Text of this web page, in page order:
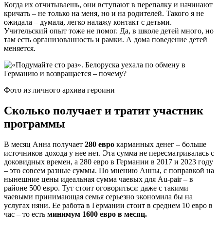
Когда их отчитываешь, они вступают в перепалку и начинают
кричать – не только на меня, но и на родителей. Такого я не
ожидала – думала, легко налажу контакт с детьми.
Учительский опыт тоже не помог. Да, в школе детей много, но
там есть организованность и рамки. А дома поведение детей
меняется.
Фото из личного архива героини
Сколько получает и тратит участник
программы
В месяц Анна получает 280 евро карманных денег – больше
источников дохода у нее нет. Эта сумма не пересматривалась с
доковидных времен, а 280 евро в Германии в 2017 и 2023 году
– это совсем разные суммы. По мнению Анны, с поправкой на
нынешние цены идеальная сумма чаевых для Au-pair – в
районе 500 евро. Тут стоит оговориться: даже с такими
чаевыми принимающая семья серьезно экономила бы на
услугах няни. Ее работа в Германии стоит в среднем 10 евро в
час – то есть минимум 1600 евро в месяц.